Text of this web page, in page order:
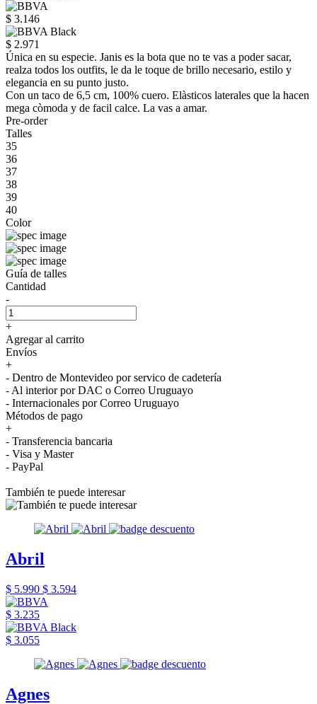
$ 3.146
$ 2.971
Única en su especie. Janis es la bota que no te vas a poder sacar,
realza todos los outfits, le da le toque de brillo necesario, estilo y
elegancia en su punto justo.
Con un taco de 6,5 cm, 100% cuero. Elàsticos laterales que la hacen
mega còmoda y de facil calce. La vas a amar.
Pre-order
Talles
35
36
37
38
39
40
Color
Guía de talles
Cantidad
-
+
Agregar al carrito
Envíos
+
- Dentro de Montevideo por servico de cadetería
- Al interior por DAC o Correo Uruguayo
- Internacionales por Correo Uruguayo
Métodos de pago
+
- Transferencia bancaria
- Visa y Master
- PayPal
También te puede interesar
Abril
$ 5.990 $ 3.594
$ 3.235
$ 3.055
Agnes